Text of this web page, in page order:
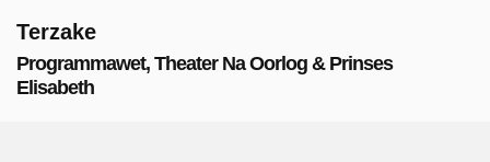
Terzake
Programmawet, Theater Na Oorlog & Prinses
Elisabeth